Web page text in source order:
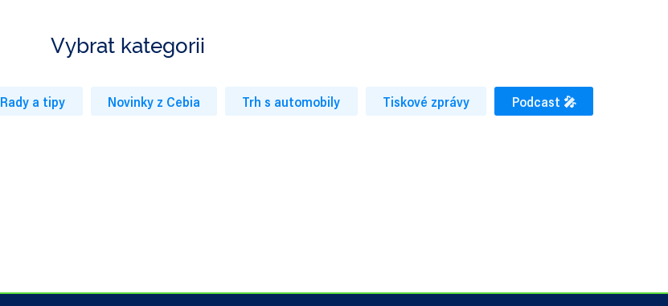
Vybrat kategorii
Rady a tipy Novinky z Cebia Trh s automobily Tiskové zprávy Podcast 🎤